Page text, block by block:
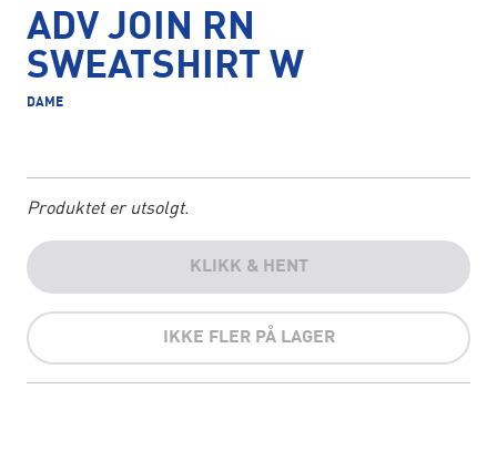
ADV JOIN RN
SWEATSHIRT W
DAME
Produktet er utsolgt.
KLIKK & HENT
IKKE FLER PÅ LAGER